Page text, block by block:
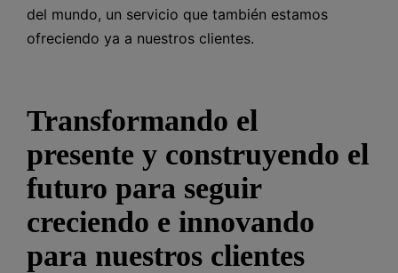
del mundo, un servicio que también estamos
ofreciendo ya a nuestros clientes.
Transformando el
presente y construyendo el
futuro para seguir
creciendo e innovando
para nuestros clientes